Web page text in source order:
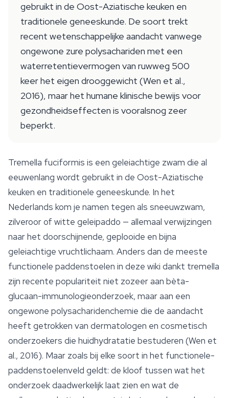
gebruikt in de Oost-Aziatische keuken en
traditionele geneeskunde. De soort trekt
recent wetenschappelijke aandacht vanwege
ongewone zure polysachariden met een
waterretentievermogen van ruwweg 500
keer het eigen drooggewicht (Wen et al.,
2016), maar het humane klinische bewijs voor
gezondheidseffecten is vooralsnog zeer
beperkt.
Tremella fuciformis is een geleiachtige zwam die al
eeuwenlang wordt gebruikt in de Oost-Aziatische
keuken en traditionele geneeskunde. In het
Nederlands kom je namen tegen als sneeuwzwam,
zilveroor of witte geleipaddo — allemaal verwijzingen
naar het doorschijnende, geplooide en bijna
geleiachtige vruchtlichaam. Anders dan de meeste
functionele paddenstoelen in deze wiki dankt tremella
zijn recente populariteit niet zozeer aan bèta-
glucaan-immunologieonderzoek, maar aan een
ongewone polysacharidenchemie die de aandacht
heeft getrokken van dermatologen en cosmetisch
onderzoekers die huidhydratatie bestuderen (Wen et
al., 2016). Maar zoals bij elke soort in het functionele-
paddenstoelenveld geldt: de kloof tussen wat het
onderzoek daadwerkelijk laat zien en wat de